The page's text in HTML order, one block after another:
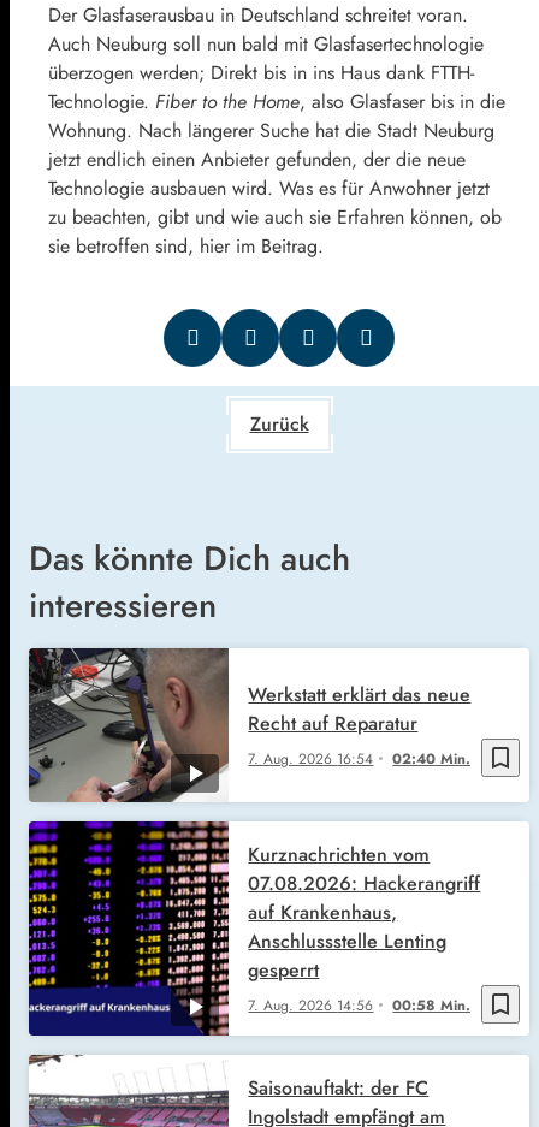
Der Glasfaserausbau in Deutschland schreitet voran.
Auch Neuburg soll nun bald mit Glasfasertechnologie
überzogen werden; Direkt bis in ins Haus dank FTTH-
Technologie. Fiber to the Home, also Glasfaser bis in die
Wohnung. Nach längerer Suche hat die Stadt Neuburg
jetzt endlich einen Anbieter gefunden, der die neue
Technologie ausbauen wird. Was es für Anwohner jetzt
zu beachten, gibt und wie auch sie Erfahren können, ob
sie betroffen sind, hier im Beitrag.
Zurück
Das könnte Dich auch
interessieren
bookmark_border
7. Aug. 2026 16:54 02:40 Min.
Werkstatt erklärt das neue
Recht auf Reparatur
bookmark_border
7. Aug. 2026 14:56 00:58 Min.
Kurznachrichten vom
07.08.2026: Hackerangriff
auf Krankenhaus,
Anschlussstelle Lenting
gesperrt
Saisonauftakt: der FC
Ingolstadt empfängt am